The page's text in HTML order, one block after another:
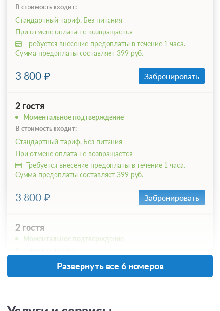
В стоимость входит:
Стандартный тариф, Без питания
При отмене оплата не возвращается
Требуется внесение предоплаты в течение 1 часа.
Сумма предоплаты составляет 399 руб.
3 800 Забронировать
2 гостя
Моментальное подтверждение
В стоимость входит:
Стандартный тариф, Без питания
При отмене оплата не возвращается
Требуется внесение предоплаты в течение 1 часа.
Сумма предоплаты составляет 399 руб.
3 800 Забронировать
2 гостя
Моментальное подтверждение
Основной тариф, Включен завтрак
Развернуть все 6 номеров